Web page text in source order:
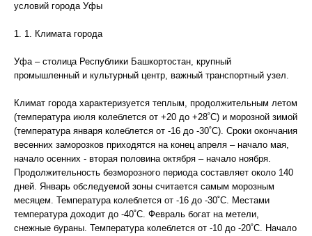
условий города Уфы
1. 1. Климата города
Уфа – столица Республики Башкортостан, крупный
промышленный и культурный центр, важный транспортный узел.
Климат города характеризуется теплым, продолжительным летом
(температура июля колеблется от +20 до +28˚С) и морозной зимой
(температура января колеблется от -16 до -30˚С). Сроки окончания
весенних заморозков приходятся на конец апреля – начало мая,
начало осенних - вторая половина октября – начало ноября.
Продолжительность безморозного периода составляет около 140
дней. Январь обследуемой зоны считается самым морозным
месяцем. Температура колеблется от -16 до -30˚С. Местами
температура доходит до -40˚С. Февраль богат на метели,
снежные бураны. Температура колеблется от -10 до -20˚С. Начало